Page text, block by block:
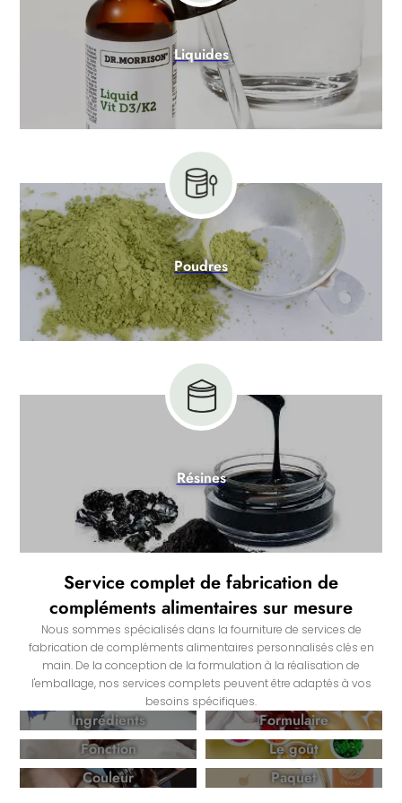
Liquides
Poudres
Résines
Service complet de fabrication de
compléments alimentaires sur mesure
Nous sommes spécialisés dans la fourniture de services de
fabrication de compléments alimentaires personnalisés clés en
main. De la conception de la formulation à la réalisation de
l'emballage, nos services complets peuvent être adaptés à vos
besoins spécifiques.
Ingrédients
Formulaire
Fonction
Le goût
Couleur
Paquet